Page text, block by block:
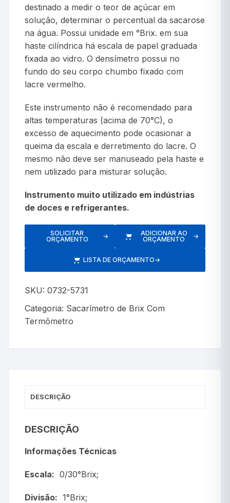
destinado a medir o teor de açúcar em
solução, determinar o percentual da sacarose
na água. Possui unidade em °Brix. em sua
haste cilíndrica há escala de papel graduada
fixada ao vidro. O densímetro possui no
fundo do seu corpo chumbo fixado com
lacre vermelho.
Este instrumento não é recomendado para
altas temperaturas (acima de 70°C), o
excesso de aquecimento pode ocasionar a
queima da escala e derretimento do lacre. O
mesmo não deve ser manuseado pela haste e
nem utilizado para misturar solução.
Instrumento muito utilizado em indústrias
de doces e refrigerantes.
SOLICITAR
ORÇAMENTO
→
ADICIONAR AO
ORÇAMENTO
→
LISTA DE ORÇAMENTO→
SKU:0732-5731
Categoria: Sacarímetro de Brix Com
Termômetro
DESCRIÇÃO
DESCRIÇÃO
Informações Técnicas
Escala: 0/30°Brix;
Divisão: 1°Brix;